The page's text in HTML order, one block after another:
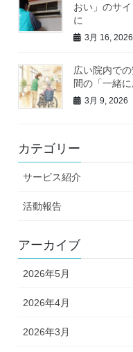
おい」のサ
に
3月 16, 2026
広い院内で
間の「一緒に
3月 9, 2026
カテゴリー
サービス紹介
活動報告
アーカイブ
2026年5月
2026年4月
2026年3月